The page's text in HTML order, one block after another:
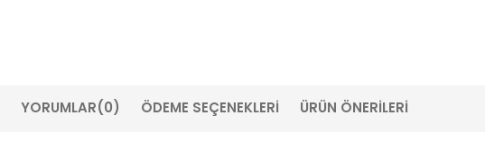
YORUMLAR(0) ÖDEME SEÇENEKLERI ÜRÜN ÖNERILERI